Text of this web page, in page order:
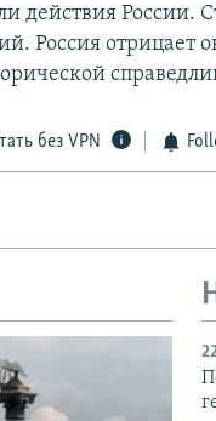
действия России.
Россия отрицает
без VPN